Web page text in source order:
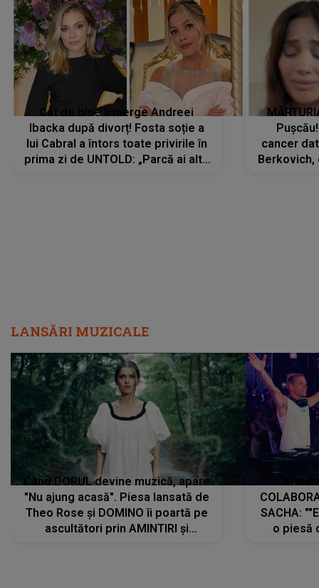
Cât de bine îi merge Andreei
Ibacka după divorț! Fosta soție a
lui Cabral a întors toate privirile în
prima zi de UNTOLD: „Parcă ai altă
cancer
LANSĂRI MUZICALE
Când DORUL devine muzică, apare
"Nu ajung acasă". Piesa lansată de
Theo Rose și DOMINO îi poartă pe
ascultători prin AMINTIRI și
SACHA:
o piesă